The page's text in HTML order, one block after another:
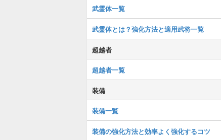
武霊体一覧
武霊体とは？強化方法と適用武将一覧
超越者
超越者一覧
装備
装備一覧
装備の強化方法と効率よく強化するコツ